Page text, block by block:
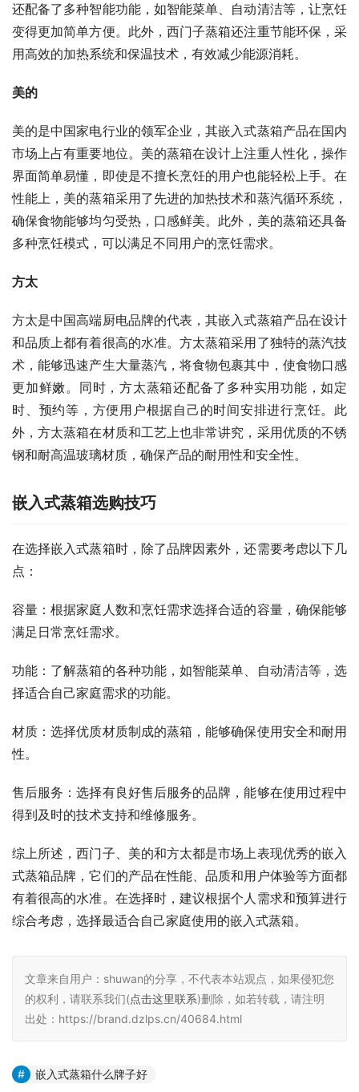
还配备了多种智能功能，如智能菜单、自动清洁等，让烹饪
变得更加简单方便。此外，西门子蒸箱还注重节能环保，采
用高效的加热系统和保温技术，有效减少能源消耗。
美的
美的是中国家电行业的领军企业，其嵌入式蒸箱产品在国内
市场上占有重要地位。美的蒸箱在设计上注重人性化，操作
界面简单易懂，即使是不擅长烹饪的用户也能轻松上手。在
性能上，美的蒸箱采用了先进的加热技术和蒸汽循环系统，
确保食物能够均匀受热，口感鲜美。此外，美的蒸箱还具备
多种烹饪模式，可以满足不同用户的烹饪需求。
方太
方太是中国高端厨电品牌的代表，其嵌入式蒸箱产品在设计
和品质上都有着很高的水准。方太蒸箱采用了独特的蒸汽技
术，能够迅速产生大量蒸汽，将食物包裹其中，使食物口感
更加鲜嫩。同时，方太蒸箱还配备了多种实用功能，如定
时、预约等，方便用户根据自己的时间安排进行烹饪。此
外，方太蒸箱在材质和工艺上也非常讲究，采用优质的不锈
钢和耐高温玻璃材质，确保产品的耐用性和安全性。
嵌入式蒸箱选购技巧
在选择嵌入式蒸箱时，除了品牌因素外，还需要考虑以下几
点：
容量：根据家庭人数和烹饪需求选择合适的容量，确保能够
满足日常烹饪需求。
功能：了解蒸箱的各种功能，如智能菜单、自动清洁等，选
择适合自己家庭需求的功能。
材质：选择优质材质制成的蒸箱，能够确保使用安全和耐用
性。
售后服务：选择有良好售后服务的品牌，能够在使用过程中
得到及时的技术支持和维修服务。
综上所述，西门子、美的和方太都是市场上表现优秀的嵌入
式蒸箱品牌，它们的产品在性能、品质和用户体验等方面都
有着很高的水准。在选择时，建议根据个人需求和预算进行
综合考虑，选择最适合自己家庭使用的嵌入式蒸箱。
文章来自用户：shuwan的分享，不代表本站观点，如果侵犯您
的权利，请联系我们(点击这里联系)删除，如若转载，请注明
出处：https://brand.dzlps.cn/40684.html
嵌入式蒸箱什么牌子好